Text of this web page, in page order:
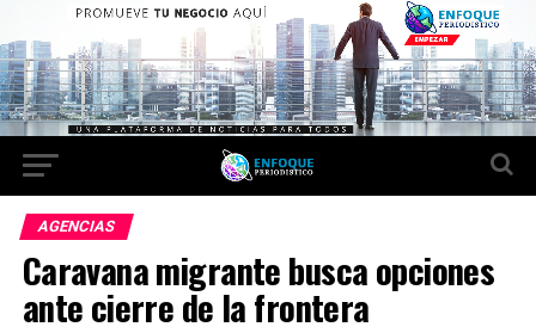
AGENCIAS
Caravana migrante busca opciones
ante cierre de la frontera